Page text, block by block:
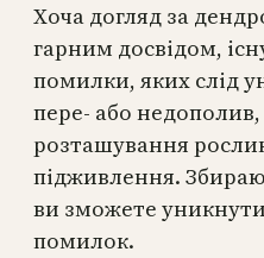
Хоча догляд за
гарним досвідом,
помилки, яких слід
пере- або недополив,
розташування
підживлення.
ви зможете
помилок.